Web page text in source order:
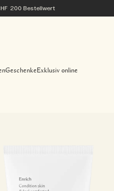
200 Bestellwert
Geschenke Exklusiv online